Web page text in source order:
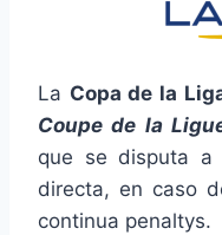
La Copa de la
Coupe de la
que se disputa a
directa, en caso
continua penaltys.